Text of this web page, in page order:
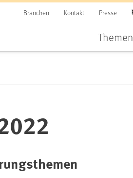
Branchen Kontakt Presse
Themen